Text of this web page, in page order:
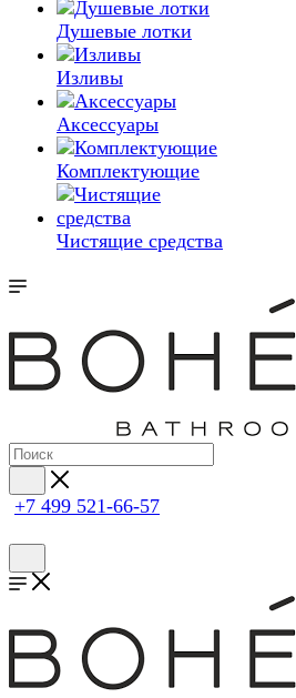
Душевые лотки
Изливы
Аксессуары
Комплектующие
Чистящие средства
+7 499 521-66-57